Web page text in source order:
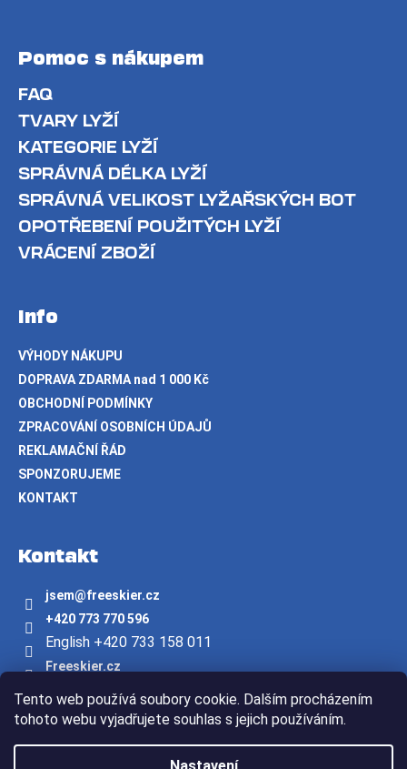
Tento web používá soubory cookie. Dalším procházením
tohoto webu vyjadřujete souhlas s jejich používáním.
Pomoc s nákupem
FAQ
TVARY LYŽÍ
KATEGORIE LYŽÍ
SPRÁVNÁ DÉLKA LYŽÍ
SPRÁVNÁ VELIKOST LYŽAŘSKÝCH BOT
OPOTŘEBENÍ POUŽITÝCH LYŽÍ
VRÁCENÍ ZBOŽÍ
Info
VÝHODY NÁKUPU
DOPRAVA ZDARMA nad 1 000 Kč
OBCHODNÍ PODMÍNKY
ZPRACOVÁNÍ OSOBNÍCH ÚDAJŮ
REKLAMAČNÍ ŘÁD
SPONZORUJEME
KONTAKT
Kontakt
jsem@freeskier.cz
+420 773 770 596
English +420 733 158 011
Freeskier.cz
Youtube/freeskier.cz
Vytvořil Shoptet